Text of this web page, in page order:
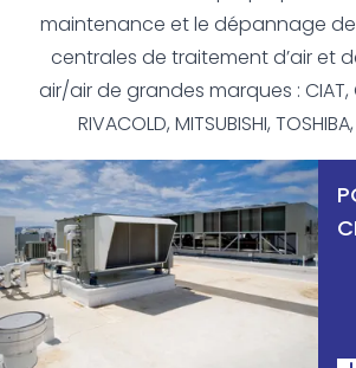
maintenance et le dépannage
centrales de traitement d’air et
air/air de grandes marques : CIAT,
RIVACOLD, MITSUBISHI,